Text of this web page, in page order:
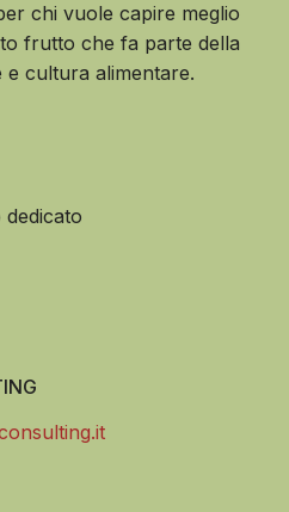
chi vuole capire meglio
frutto che fa parte della
e cultura alimentare.
dedicato